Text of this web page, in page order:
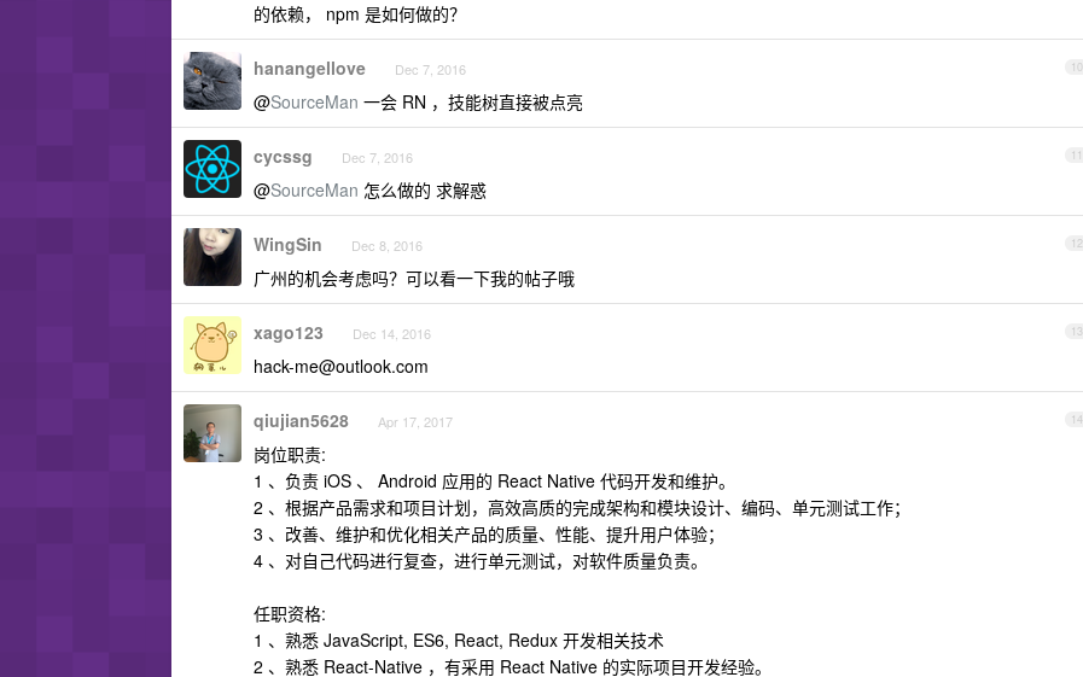
的依赖， npm 是如何做的？
10
hanangellove Dec 7, 2016
@SourceMan 一会 RN ，技能树直接被点亮
11
cycssg Dec 7, 2016
@SourceMan 怎么做的 求解惑
12
WingSin Dec 8, 2016
广州的机会考虑吗？可以看一下我的帖子哦
13
xago123 Dec 14, 2016
hack-me@outlook.com
14
qiujian5628 Apr 17, 2017
岗位职责:
1 、负责 iOS 、 Android 应用的 React Native 代码开发和维护。
2 、根据产品需求和项目计划，高效高质的完成架构和模块设计、编码、单元测试工作；
3 、改善、维护和优化相关产品的质量、性能、提升用户体验；
4 、对自己代码进行复查，进行单元测试，对软件质量负责。
任职资格:
1 、熟悉 JavaScript, ES6, React, Redux 开发相关技术
2 、熟悉 React-Native ，有采用 React Native 的实际项目开发经验。